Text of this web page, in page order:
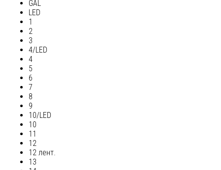
GAL
LED
1
2
3
4/LED
4
5
6
7
8
9
10/LED
10
11
12
12 лент.
13